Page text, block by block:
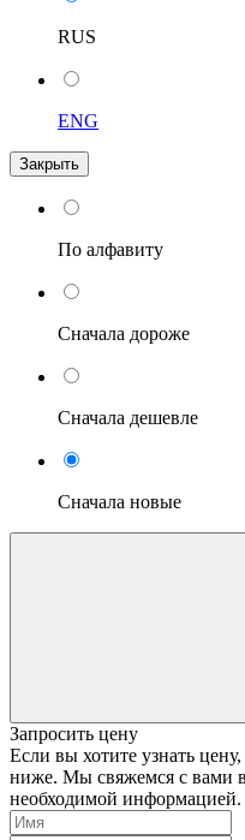
RUS
ENG
Закрыть
По алфавиту
Сначала дороже
Сначала дешевле
Сначала новые
Запросить цену
Если вы хотите узнать
ниже. Мы свяжемся с вами
необходимой информацией.